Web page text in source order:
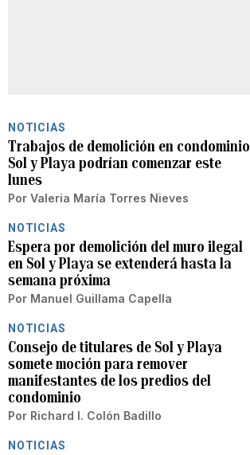
NOTICIAS
Trabajos de demolición en condominio
Sol y Playa podrían comenzar este
lunes
Por Valeria María Torres Nieves
NOTICIAS
Espera por demolición del muro ilegal
en Sol y Playa se extenderá hasta la
semana próxima
Por Manuel Guillama Capella
NOTICIAS
Consejo de titulares de Sol y Playa
somete moción para remover
manifestantes de los predios del
condominio
Por Richard I. Colón Badillo
NOTICIAS